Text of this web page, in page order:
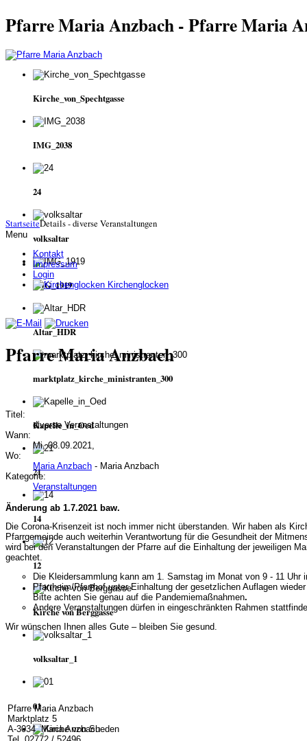
Pfarre Maria Anzbach - Pfarre Maria
Kirche_von_Spechtgasse
IMG_2038
24
volksaltar
IMG_1919
Altar_HDR
marktplatz_kirche_ministranten_300
Kapelle_in_Oed
21
14
12
Kirche von Berggasse
volksaltar_1
01
StartseiteDetails - diverse Veranstaltungen
Menu
Kontakt
Impressum
Login
Kirchenglocken
Pfarre Maria Anzbach
Titel:
diverse Veranstaltungen
Wann:
Mi, 08.09.2021,
Wo:
Maria Anzbach - Maria Anzbach
Kategorie:
Veranstaltungen
Änderung ab 1.7.2021 baw.
Die Corona-Krisenzeit ist noch immer nicht überstanden. Wir haben als
Pfarrgemeinde auch weiterhin Verantwortung für die Gesundheit der
wird bei den Veranstaltungen der Pfarre auf die Einhaltung der jeweiligen
geachtet.
Die Kleidersammlung kann am 1. Samstag im Monat von 9 - 11 Uhr
Pfarrheim/Pfarrhof unter Einhaltung der gesetzlichen Auflagen
Bitte achten Sie genau auf die Pandemiemaßnahmen.
Andere Veranstaltungen dürfen in eingeschränkten Rahmen
Wir wünschen Ihnen alles Gute – bleiben Sie gesund.
Pfarre Maria Anzbach
Marktplatz 5
A-3034 Maria Anzbach